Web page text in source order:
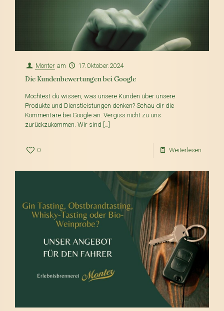
Monter am 17.Oktober.2024
Die Kundenbewertungen bei Google
Möchtest du wissen, was unsere Kunden über unsere
Produkte und Dienstleistungen denken? Schau dir die
Kommentare bei Google an. Vergiss nicht zu uns
zurückzukommen. Wir sind […]
0 Weiterlesen